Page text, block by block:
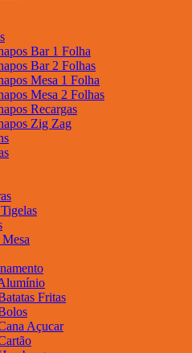
Bar 1 Folha
Bar 2 Folhas
Mesa 1 Folha
Mesa 2 Folhas
Recargas
Zig Zag
Fritas
Açucar